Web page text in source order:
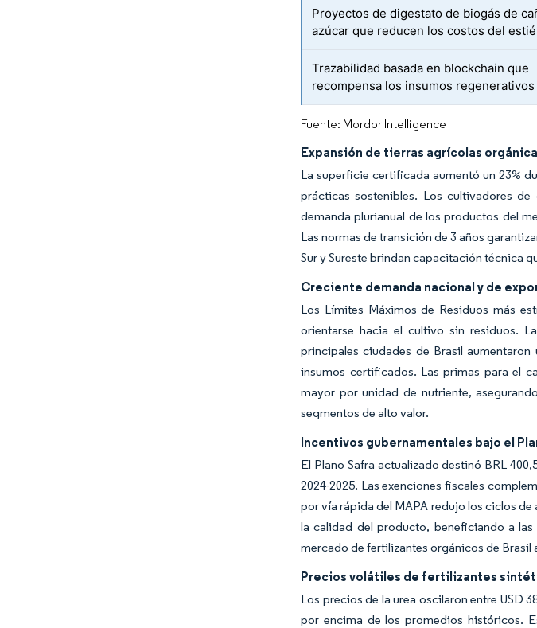
Proyectos de digestato de biogás de
azúcar que reducen los costos del
Trazabilidad basada en blockchain que
recompensa los insumos regenerativos
Fuente: Mordor Intelligence
Expansión de tierras agrícolas
La superficie certificada aumentó un 23%
prácticas sostenibles. Los cultivadores
demanda plurianual de los productos del
Las normas de transición de 3 años
Sur y Sureste brindan capacitación técnica
Creciente demanda nacional y de
Los Límites Máximos de Residuos más
orientarse hacia el cultivo sin residuos.
principales ciudades de Brasil
insumos certificados. Las primas para el
mayor por unidad de nutriente,
segmentos de alto valor.
Incentivos gubernamentales bajo el
El Plano Safra actualizado destinó BRL
2024-2025. Las exenciones fiscales
por vía rápida del MAPA redujo los ciclos
la calidad del producto, beneficiando a
mercado de fertilizantes orgánicos de
Precios volátiles de fertilizantes
Los precios de la urea oscilaron entre USD
por encima de los promedios históricos.